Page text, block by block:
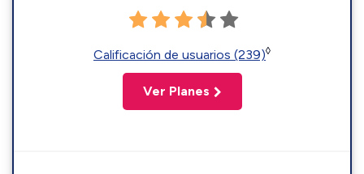
Calificación de usuarios (239)◊
Ver Planes